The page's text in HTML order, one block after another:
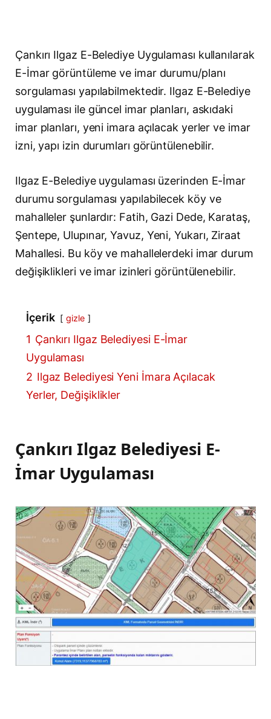
Çankırı Ilgaz E-Belediye Uygulaması kullanılarak
E-İmar görüntüleme ve imar durumu/planı
sorgulaması yapılabilmektedir. Ilgaz E-Belediye
uygulaması ile güncel imar planları, askıdaki
imar planları, yeni imara açılacak yerler ve imar
izni, yapı izin durumları görüntülenebilir.
Ilgaz E-Belediye uygulaması üzerinden E-İmar
durumu sorgulaması yapılabilecek köy ve
mahalleler şunlardır: Fatih, Gazi Dede, Karataş,
Şentepe, Ulupınar, Yavuz, Yeni, Yukarı, Ziraat
Mahallesi. Bu köy ve mahallelerdeki imar durum
değişiklikleri ve imar izinleri görüntülenebilir.
İçerik gizle
1 Çankırı Ilgaz Belediyesi E-İmar
Uygulaması
2 Ilgaz Belediyesi Yeni İmara Açılacak
Yerler, Değişiklikler
Çankırı Ilgaz Belediyesi E-
İmar Uygulaması